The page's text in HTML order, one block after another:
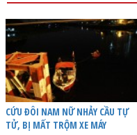
CỨU ĐÔI NAM NỮ NHẢY CẦU TỰ
TỬ, BỊ MẤT TRỘM XE MÁY